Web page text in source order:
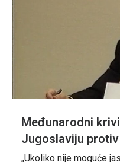
Međunarodni
Jugoslaviju
„Ukoliko nije moguće